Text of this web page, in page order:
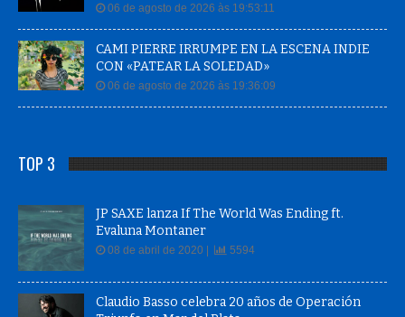
06 de agosto de 2026 às 19:53:11
CAMI PIERRE IRRUMPE EN LA ESCENA INDIE
CON «PATEAR LA SOLEDAD»
06 de agosto de 2026 às 19:36:09
TOP 3
JP SAXE lanza If The World Was Ending ft.
Evaluna Montaner
08 de abril de 2020 | 5594
Claudio Basso celebra 20 años de Operación